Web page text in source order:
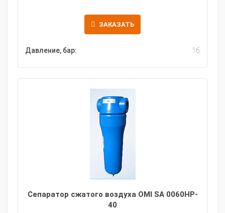
ЗАКАЗАТЬ
Давление, бар: 16
Сепаратор сжатого воздуха OMI SA 0060HP-
40